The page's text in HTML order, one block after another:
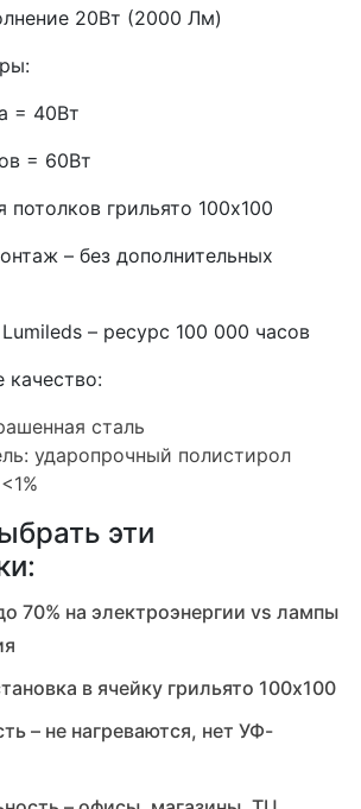
20Вт (2000 Лм)
= 40Вт
= 60Вт
грильято 100х100
– без дополнительных
– ресурс 100 000 часов
сталь
ударопрочный полистирол
эти
70% на электроэнергии vs лампы
в ячейку грильято 100х100
– не нагреваются, нет УФ-